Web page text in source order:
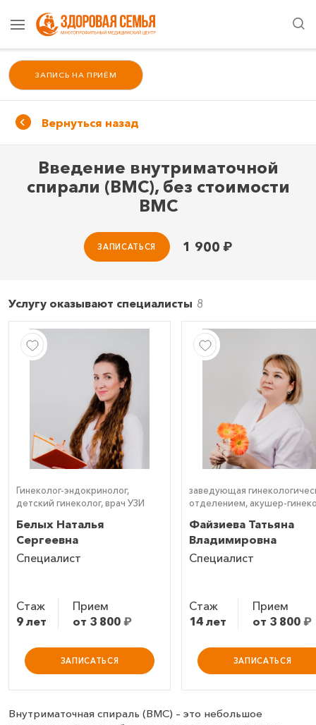
ЗАПИСЬ НА ПРИЁМ
Вернуться назад
Введение внутриматочной
спирали (ВМС), без стоимости
ВМС
1 900 ₽
ЗАПИСАТЬСЯ
Услугу оказывают специалисты
Гинеколог-эндокринолог,
детский гинеколог, врач УЗИ
Белых Наталья
Сергеевна
Специалист
Стаж
9 лет
Прием
от 3 800 ₽
ЗАПИСАТЬСЯ
заведующая
отделением, акушер-
детский гинеколог, врач
(УЗИ)
Файзиева Татьяна
Владимировна
Специалист
Стаж
14 лет
Прием
от 3 800 ₽
ЗАПИСАТЬСЯ
Внутриматочная спираль (ВМС) – это небольшое